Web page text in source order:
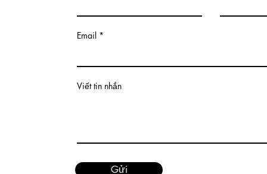
Email
Viết tin nhắn
Gửi